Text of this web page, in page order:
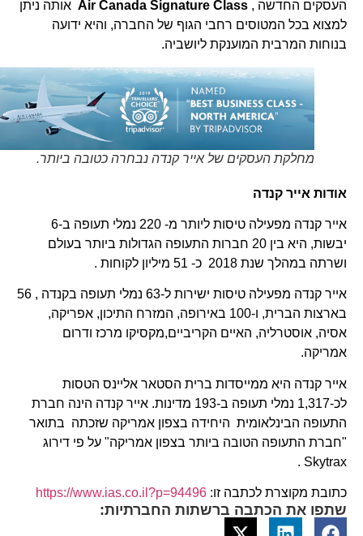
העסקים החדשה ,Air Canada Signature Classאותה ניתן
למצוא בכל המטוסים רחבי הגוף של החברה, והיא ידועה
בנוחות המרבית המוענקת ליושביה.
מחלקת העסקים של אייר קנדה נבחרה כטובה ביותר.
אודות אייר קנדה
אייר קנדה מפעילה טיסות ליותר מ- 220 נמלי תעופה ב-6
יבשות, היא בין 20 חברות התעופה הגדולות ביותר בעולם
ושרתה במהלך שנת 2018 כ- 51 מיליון לקוחות .
אייר קנדה מפעילה טיסות ישירות ל-63 נמלי תעופה בקנדה , 56
בארצות הברית, ו-100 באירופה, המזרח התיכון, אפריקה,
אסיה, אוסטרליה, האיים הקריביים,מקסיקו מרכז ודרום
אמריקה.
אייר קנדה היא ממייסדות ברית הסטאר אליינס הטסות
לכ-1,317 נמלי תעופה ב-193 מדינות. אייר קנדה הינה חברת
התעופה הבינלאומית היחידה בצפון אמריקה שזכתה בתואר
"חברת התעופה הטובה ביותר בצפון אמריקה" על פי דירוג
Skytrax .
כתובת מקוצרת לכתבה זו: https://www.ias.co.il?p=94496
שתפו את הכתבה ברשתות החברתיות: